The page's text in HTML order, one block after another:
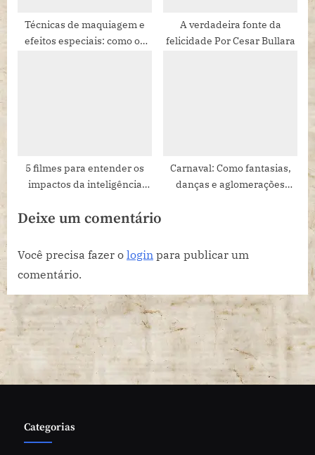
Técnicas de maquiagem e
efeitos especiais: como os
A verdadeira fonte da
felicidade Por Cesar Bullara
5 filmes para entender os
impactos da inteligência
Carnaval: Como fantasias,
danças e aglomerações
Deixe um comentário
Você precisa fazer o login para publicar um
comentário.
Categorias